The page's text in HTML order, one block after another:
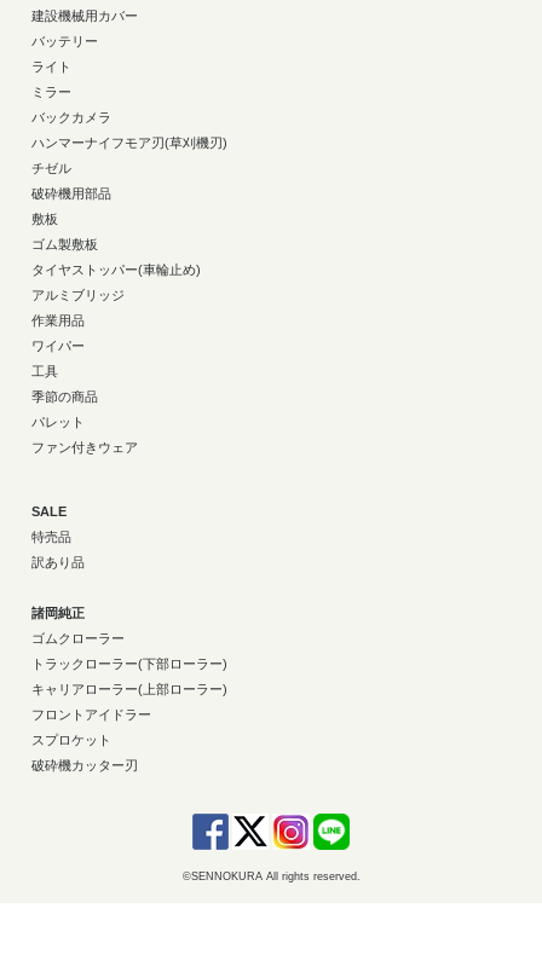
建設機械用カバー
バッテリー
ライト
ミラー
バックカメラ
ハンマーナイフモア刃(草刈機刃)
チゼル
破砕機用部品
敷板
ゴム製敷板
タイヤストッパー(車輪止め)
アルミブリッジ
作業用品
ワイパー
工具
季節の商品
パレット
ファン付きウェア
SALE
特売品
訳あり品
諸岡純正
ゴムクローラー
トラックローラー(下部ローラー)
キャリアローラー(上部ローラー)
フロントアイドラー
スプロケット
破砕機カッター刃
©SENNOKURA All rights reserved.